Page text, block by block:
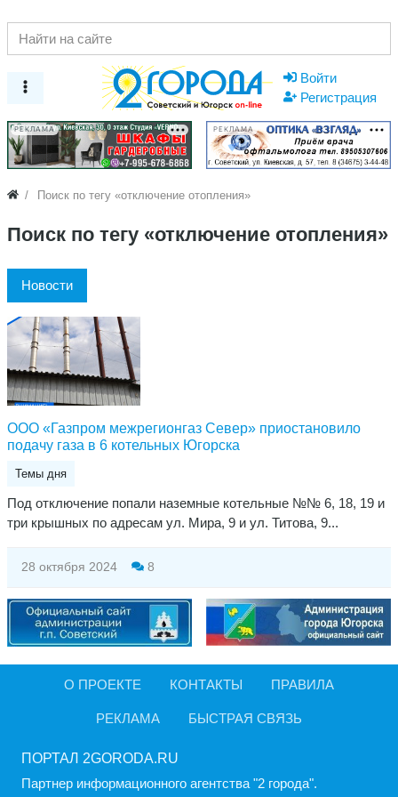
Войти
Регистрация
РЕКЛАМА РЕКЛАМА
Поиск по тегу «отключение отопления»
Поиск по тегу «отключение отопления»
Новости
ООО «Газпром межрегионгаз Север» приостановило
подачу газа в 6 котельных Югорска
Темы дня
Под отключение попали наземные котельные №№ 6, 18, 19 и
три крышных по адресам ул. Мира, 9 и ул. Титова, 9...
28 октября 2024 8
О ПРОЕКТЕ КОНТАКТЫ ПРАВИЛА
РЕКЛАМА БЫСТРАЯ СВЯЗЬ
ПОРТАЛ 2GORODA.RU
Партнер информационного агентства "2 города".